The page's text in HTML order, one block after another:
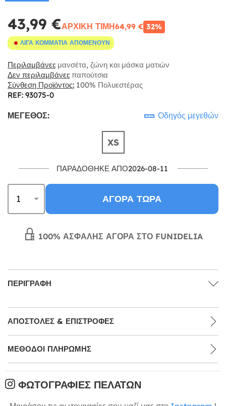
43,99 €ΑΡΧΙΚΉ ΤΙΜΉ64,99 € 32%
ΛΊΓΑ ΚΟΜΜΆΤΙΑ ΑΠΟΜΈΝΟΥΝ
Περιλαμβάνει: μανσέτα, ζώνη και μάσκα ματιών
Δεν περιλαμβάνει: παπούτσια
Σύνθεση Προϊόντος: 100% Πολυεστέρας
REF: 93075-0
ΜΈΓΕΘΟΣ: Οδηγός μεγεθών
XS
ΠΑΡΑΔΌΘΗΚΕ ΑΠΌ2026-08-11
ΑΓΟΡΆ ΤΏΡΑ
100% ΑΣΦΑΛΉΣ ΑΓΟΡΆ ΣΤΟ FUNIDELIA
ΠΕΡΙΓΡΑΦΉ
ΑΠΟΣΤΟΛΈΣ & ΕΠΙΣΤΡΟΦΈΣ
ΜΕΘΌΔΟΙ ΠΛΗΡΩΜΉΣ
ΦΩΤΟΓΡΑΦΊΕΣ ΠΕΛΑΤΏΝ